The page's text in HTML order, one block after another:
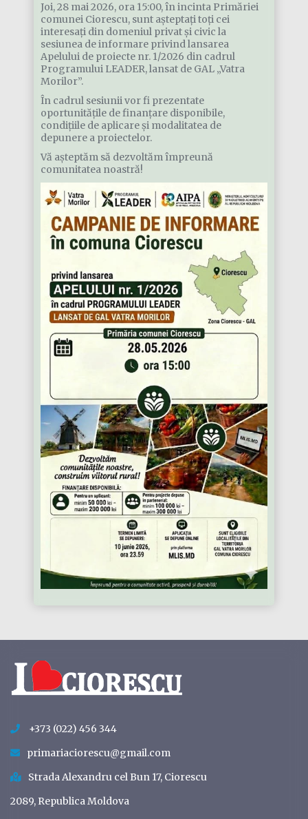
Joi, 28 mai 2026, ora 15:00, în incinta Primăriei
comunei Ciorescu, sunt așteptați toți cei
interesați din domeniul privat și civic la
sesiunea de informare privind lansarea
Apelului de proiecte nr. 1/2026 din cadrul
Programului LEADER, lansat de GAL „Vatra
Morilor”.
În cadrul sesiunii vor fi prezentate
oportunitățile de finanțare disponibile,
condițiile de aplicare și modalitatea de
depunere a proiectelor.
Vă așteptăm să dezvoltăm împreună
comunitatea noastră!
+373 (022) 456 344
primariaciorescu@gmail.com
Strada Alexandru cel Bun 17, Ciorescu
2089, Republica Moldova